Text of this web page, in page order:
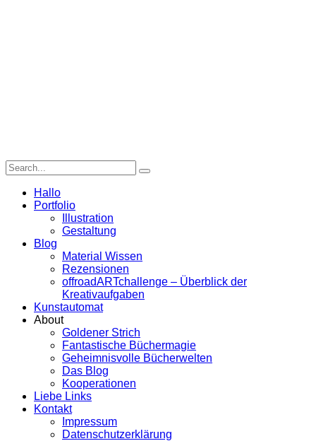
Hallo
Portfolio
Illustration
Gestaltung
Blog
Material Wissen
Rezensionen
offroadARTchallenge – Überblick der
Kreativaufgaben
Kunstautomat
About
Goldener Strich
Fantastische Büchermagie
Geheimnisvolle Bücherwelten
Das Blog
Kooperationen
Liebe Links
Kontakt
Impressum
Datenschutzerklärung